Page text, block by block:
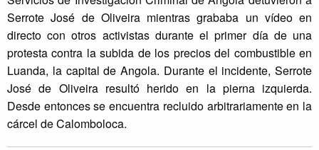
Serrote José de Oliveira mientras grababa un vídeo en
directo con otros activistas durante el primer día de una
protesta contra la subida de los precios del combustible en
Luanda, la capital de Angola. Durante el incidente, Serrote
José de Oliveira resultó herido en la pierna izquierda.
Desde entonces se encuentra recluido arbitrariamente en la
cárcel de Calomboloca.